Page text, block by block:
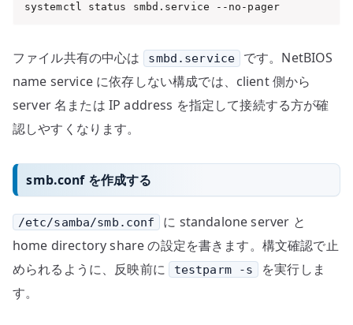
systemctl status smbd.service --no-pager
ファイル共有の中心は smbd.service
です。NetBIOS
name service に依存しない構成では、client 側から
server 名または IP address を指定して接続する方が確
認しやすくなります。
smb.conf を作成する
/etc/samba/smb.conf
に standalone server と
home directory share の設定を書きます。構文確認で止
められるように、反映前に
testparm -s
を実行しま
す。